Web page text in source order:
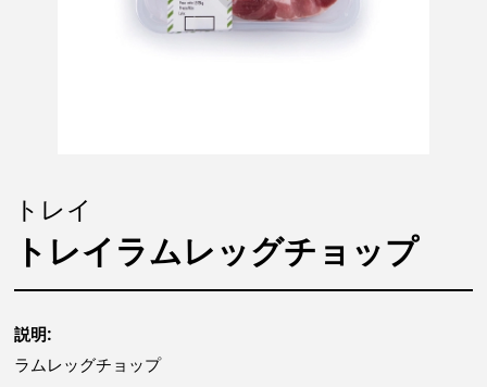
トレイ
トレイラムレッグチョップ
説明:
ラムレッグチョップ